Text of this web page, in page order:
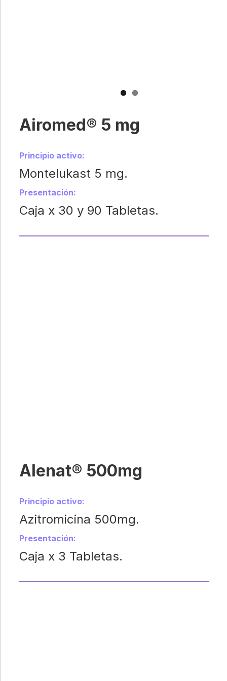
Airomed® 5 mg
Principio activo:
Montelukast 5 mg.
Presentación:
Caja x 30 y 90 Tabletas.
Alenat® 500mg
Principio activo:
Azitromicina 500mg.
Presentación:
Caja x 3 Tabletas.